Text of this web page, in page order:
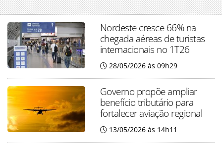
Nordeste cresce 66% na
chegada aéreas de turistas
internacionais no 1T26
28/05/2026 às 09h29
Governo propõe ampliar
benefício tributário para
fortalecer aviação regional
13/05/2026 às 14h11